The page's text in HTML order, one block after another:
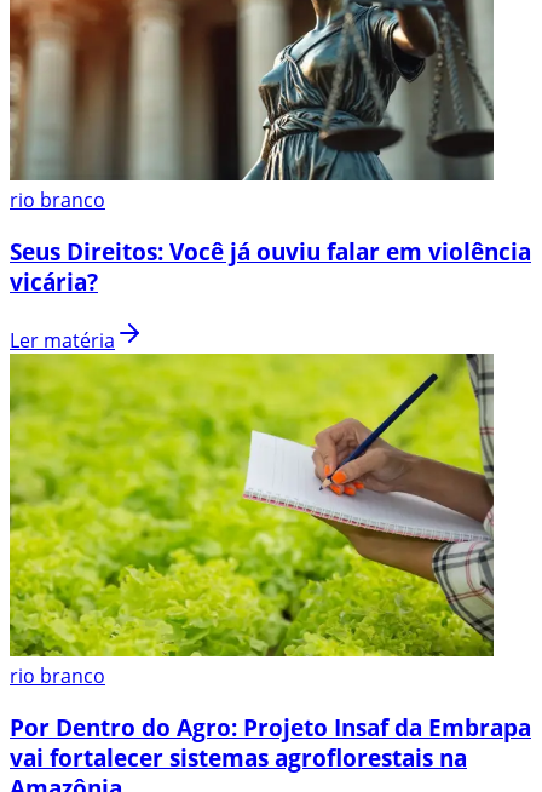
rio branco
Seus Direitos: Você já ouviu falar em violência
vicária?
Ler matéria
rio branco
Por Dentro do Agro: Projeto Insaf da Embrapa
vai fortalecer sistemas agroflorestais na